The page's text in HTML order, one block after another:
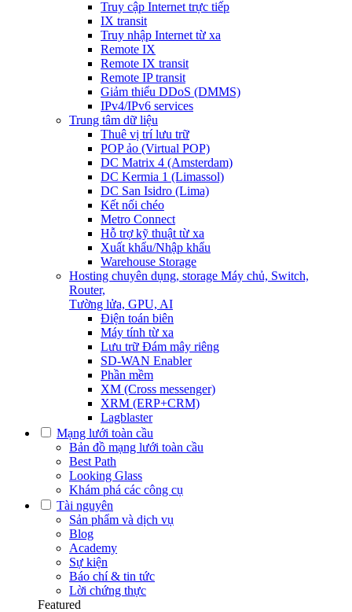
Truy cập Internet trực tiếp
IX transit
Truy nhập Internet từ xa
Remote IX
Remote IX transit
Remote IP transit
Giảm thiểu DDoS (DMMS)
IPv4/IPv6 services
Trung tâm dữ liệu
Thuê vị trí lưu trữ
POP ảo (Virtual POP)
DC Matrix 4 (Amsterdam)
DC Kermia 1 (Limassol)
DC San Isidro (Lima)
Kết nối chéo
Metro Connect
Hỗ trợ kỹ thuật từ xa
Xuất khẩu/Nhập khẩu
Warehouse Storage
Hosting chuyên dụng, storage Máy chủ, Switch,
Router,
Tường lửa, GPU, AI
Điện toán biên
Máy tính từ xa
Lưu trữ Đám mây riêng
SD-WAN Enabler
Phần mềm
XM (Cross messenger)
XRM (ERP+CRM)
Lagblaster
Mạng lưới toàn cầu
Bản đồ mạng lưới toàn cầu
Best Path
Looking Glass
Khám phá các công cụ
Tài nguyên
Sản phẩm và dịch vụ
Blog
Academy
Sự kiện
Báo chí & tin tức
Lời chứng thực
Featured